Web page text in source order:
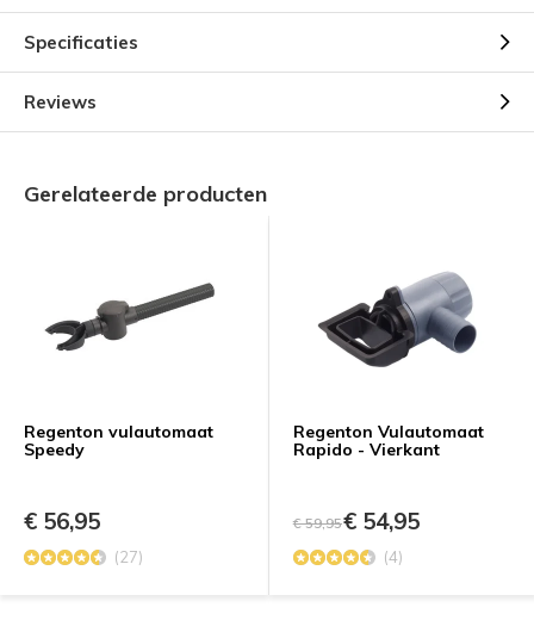
Specificaties
Reviews
Gerelateerde producten
Regenton vulautomaat
Speedy
€ 56,95
(27)
Regenton Vulautomaat
Rapido - Vierkant
€ 59,95€ 54,95
(4)